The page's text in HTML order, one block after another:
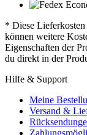
* Diese Lieferkosten
können weitere
Eigenschaften der
du direkt in der
Hilfe & Support
Meine
Versand &